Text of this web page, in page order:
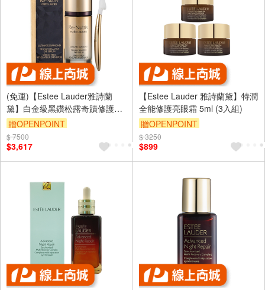
(免運)【Estee Lauder雅詩蘭
黛】白金級黑鑽松露奇蹟修護亮
眼精萃 15ml 公司貨
贈OPENPOINT
$ 7500
$3,617
【Estee Lauder 雅詩蘭黛】特潤
全能修護亮眼霜 5ml (3入組)
贈OPENPOINT
訂單滿 2000 元折抵 100元
（運費不算在 2000 元的範圍
內）
$ 3250
$899